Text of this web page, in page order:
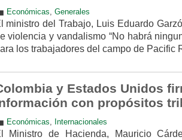
Económicas Generales
ministro del Trabajo, Luis Eduardo
violencia y vandalismo “No habrá
los trabajadores del campo de Pacific
y Estados Unidos
con propósitos
Económicas Internacionales
Ministro de Hacienda, Mauricio